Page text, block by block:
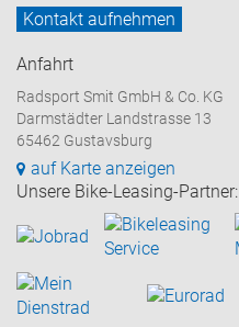
Kontakt aufnehmen
Anfahrt
Radsport Smit GmbH & Co. KG
Darmstädter Landstrasse 13
65462 Gustavsburg
auf Karte anzeigen
Unsere Bike-Leasing-Partner: